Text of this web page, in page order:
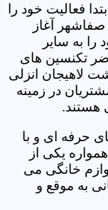
فعالیت خود را
آغاز
به سایر
تکنسین های
لاهیجان انزلی
در زمینه
هستند.
حرفه ای و با
کاری همواره یکی از
خانگی می
به موقع و